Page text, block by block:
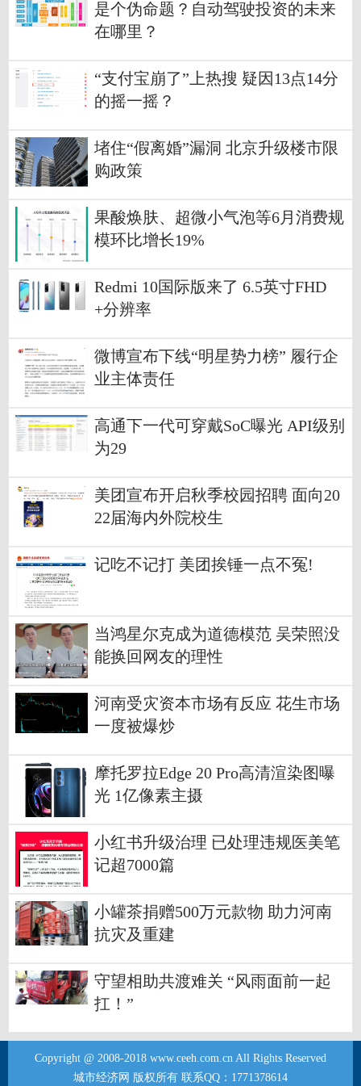
是个伪命题？自动驾驶投资的未来
在哪里？
“支付宝崩了”上热搜 疑因13点14分
的摇一摇？
堵住“假离婚”漏洞 北京升级楼市限
购政策
果酸焕肤、超微小气泡等6月消费规
模环比增长19%
Redmi 10国际版来了 6.5英寸FHD
+分辨率
微博宣布下线“明星势力榜” 履行企
业主体责任
高通下一代可穿戴SoC曝光 API级别
为29
美团宣布开启秋季校园招聘 面向20
22届海内外院校生
记吃不记打 美团挨锤一点不冤!
当鸿星尔克成为道德模范 吴荣照没
能换回网友的理性
河南受灾资本市场有反应 花生市场
一度被爆炒
摩托罗拉Edge 20 Pro高清渲染图曝
光 1亿像素主摄
小红书升级治理 已处理违规医美笔
记超7000篇
小罐茶捐赠500万元款物 助力河南
抗灾及重建
守望相助共渡难关 “风雨面前一起
扛！”
Copyright @ 2008-2018 www.ceeh.com.cn All Rights Reserved
城市经济网 版权所有 联系QQ：1771378614